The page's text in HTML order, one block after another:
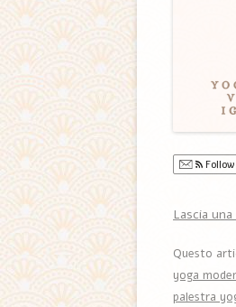
Follow
Lascia
Questo
yoga
palestra